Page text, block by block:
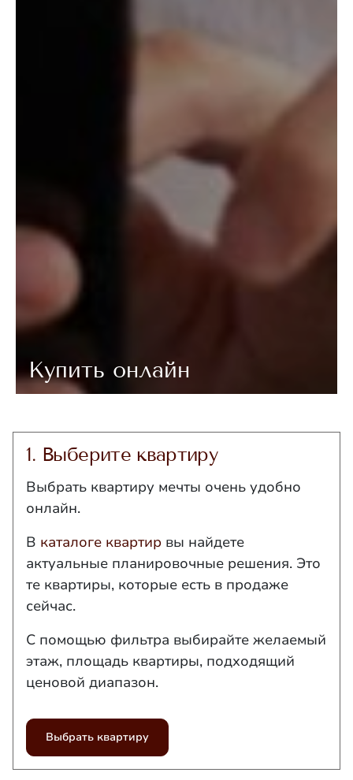
Купить онлайн
1. Выберите квартиру
Выбрать квартиру мечты очень удобно
онлайн.
В каталоге квартир вы найдете
актуальные планировочные решения. Это
те квартиры, которые есть в продаже
сейчас.
С помощью фильтра выбирайте желаемый
этаж, площадь квартиры, подходящий
ценовой диапазон.
Выбрать квартиру